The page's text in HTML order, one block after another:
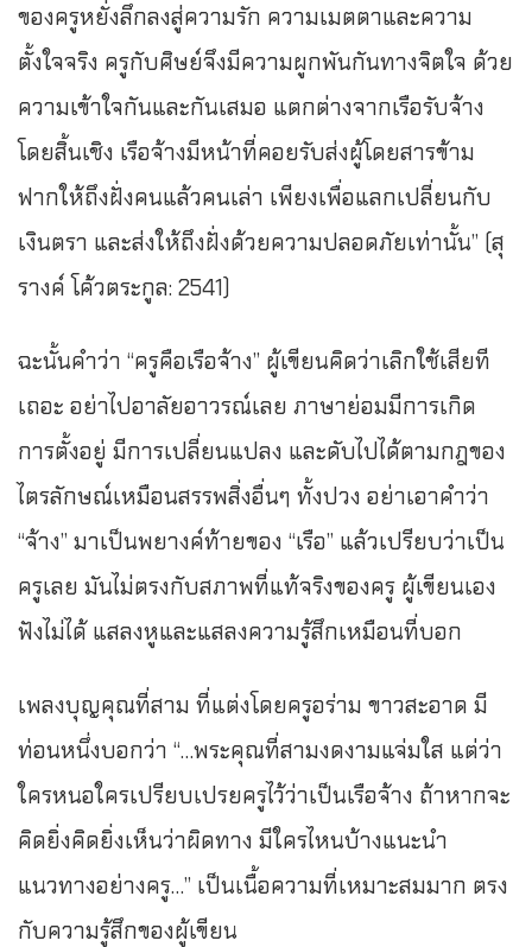
ของครูหยั่งลึกลงสู่ความรัก ความเมตตาและความ
ตั้งใจจริง ครูกับศิษย์จึงมีความผูกพันกันทางจิตใจ ด้วย
ความเข้าใจกันและกันเสมอ แตกต่างจากเรือรับจ้าง
โดยสิ้นเชิง เรือจ้างมีหน้าที่คอยรับส่งผู้โดยสารข้าม
ฟากให้ถึงฝั่งคนแล้วคนเล่า เพียงเพื่อแลกเปลี่ยนกับ
เงินตรา และส่งให้ถึงฝั่งด้วยความปลอดภัยเท่านั้น” (สุ
รางค์ โค้วตระกูล: 2541)
ฉะนั้นคำว่า “ครูคือเรือจ้าง” ผู้เขียนคิดว่าเลิกใช้เสียที
เถอะ อย่าไปอาลัยอาวรณ์เลย ภาษาย่อมมีการเกิด
การตั้งอยู่ มีการเปลี่ยนแปลง และดับไปได้ตามกฎของ
ไตรลักษณ์เหมือนสรรพสิ่งอื่นๆ ทั้งปวง อย่าเอาคำว่า
“จ้าง” มาเป็นพยางค์ท้ายของ “เรือ” แล้วเปรียบว่าเป็น
ครูเลย มันไม่ตรงกับสภาพที่แท้จริงของครู ผู้เขียนเอง
ฟังไม่ได้ แสลงหูและแสลงความรู้สึกเหมือนที่บอก
เพลงบุญคุณที่สาม ที่แต่งโดยครูอร่าม ขาวสะอาด มี
ท่อนหนึ่งบอกว่า “…พระคุณที่สามงดงามแจ่มใส แต่ว่า
ใครหนอใครเปรียบเปรยครูไว้ว่าเป็นเรือจ้าง ถ้าหากจะ
คิดยิ่งคิดยิ่งเห็นว่าผิดทาง มีใครไหนบ้างแนะนำ
แนวทางอย่างครู…” เป็นเนื้อความที่เหมาะสมมาก ตรง
กับความรู้สึกของผู้เขียน